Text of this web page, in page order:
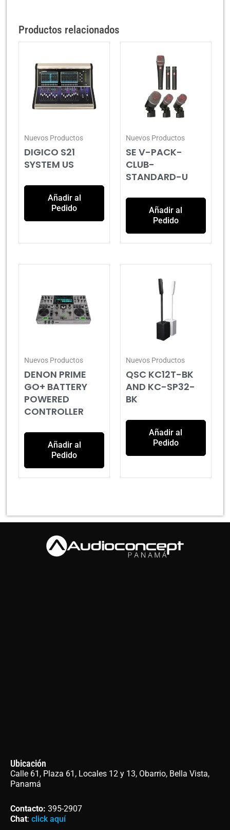
Productos relacionados
Nuevos Productos
DIGICO S21
SYSTEM US
Añadir al
Pedido
Nuevos Productos
SE V-PACK-
CLUB-
STANDARD-U
Añadir al
Pedido
Nuevos Productos
DENON PRIME
GO+ BATTERY
POWERED
CONTROLLER
Añadir al
Pedido
Nuevos Productos
QSC KC12T-BK
AND KC-SP32-
BK
Añadir al
Pedido
Ubicación
Calle 61, Plaza 61, Locales 12 y 13, Obarrio, Bella Vista,
Panamá
Contacto: 395-2907
Chat: click aquí